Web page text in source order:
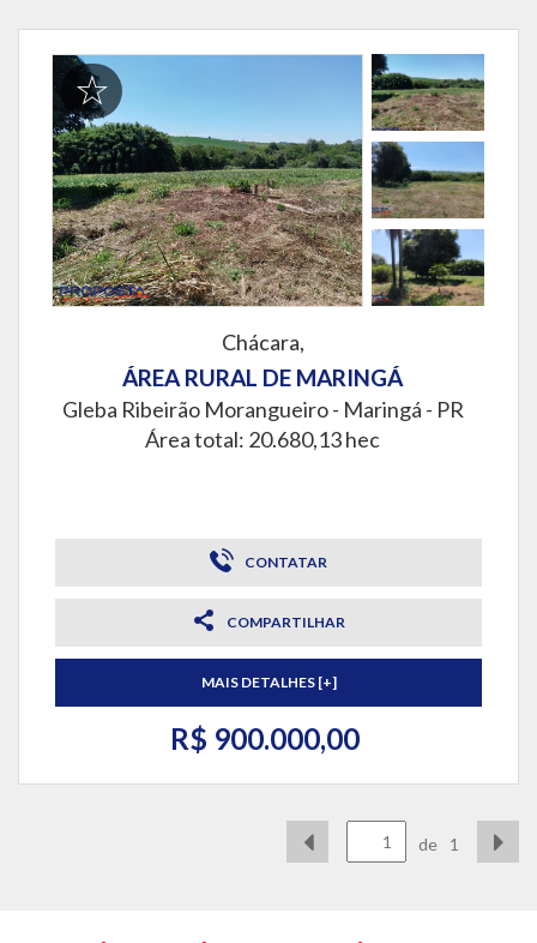
Chácara,
ÁREA RURAL DE MARINGÁ
Gleba Ribeirão Morangueiro - Maringá - PR
Área total: 20.680,13 hec
CONTATAR
COMPARTILHAR
MAIS DETALHES [+]
R$ 900.000,00
de 1